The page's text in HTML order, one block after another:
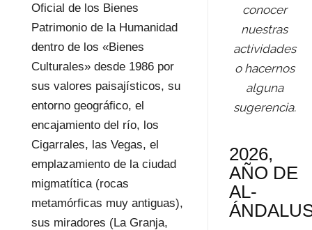
Oficial de los Bienes
Patrimonio de la Humanidad
dentro de los «Bienes
Culturales» desde 1986 por
sus valores paisajísticos, su
entorno geográfico, el
encajamiento del río, los
Cigarrales, las Vegas, el
emplazamiento de la ciudad
migmatítica (rocas
metamórficas muy antiguas),
sus miradores (La Granja,
conocer
nuestras
actividades
o hacernos
alguna
sugerencia.
2026,
AÑO DE
AL-